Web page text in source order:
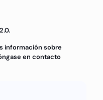
información sobre
en contacto